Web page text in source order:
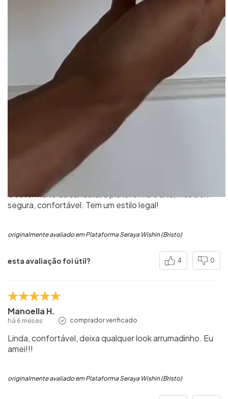
4.7
QUERO AVALIAR
comprador verificado
Gostei muito da sandália, a plataforma é alta, mas bem
segura, confortável. Tem um estilo legal!
originalmente avaliado em Plataforma Seraya Wishin (Bristo)
esta avaliação foi útil? 4 0
Manoella H.
há 6 meses comprador verificado
Linda, confortável, deixa qualquer look arrumadinho. Eu
amei!!!
originalmente avaliado em Plataforma Seraya Wishin (Bristo)